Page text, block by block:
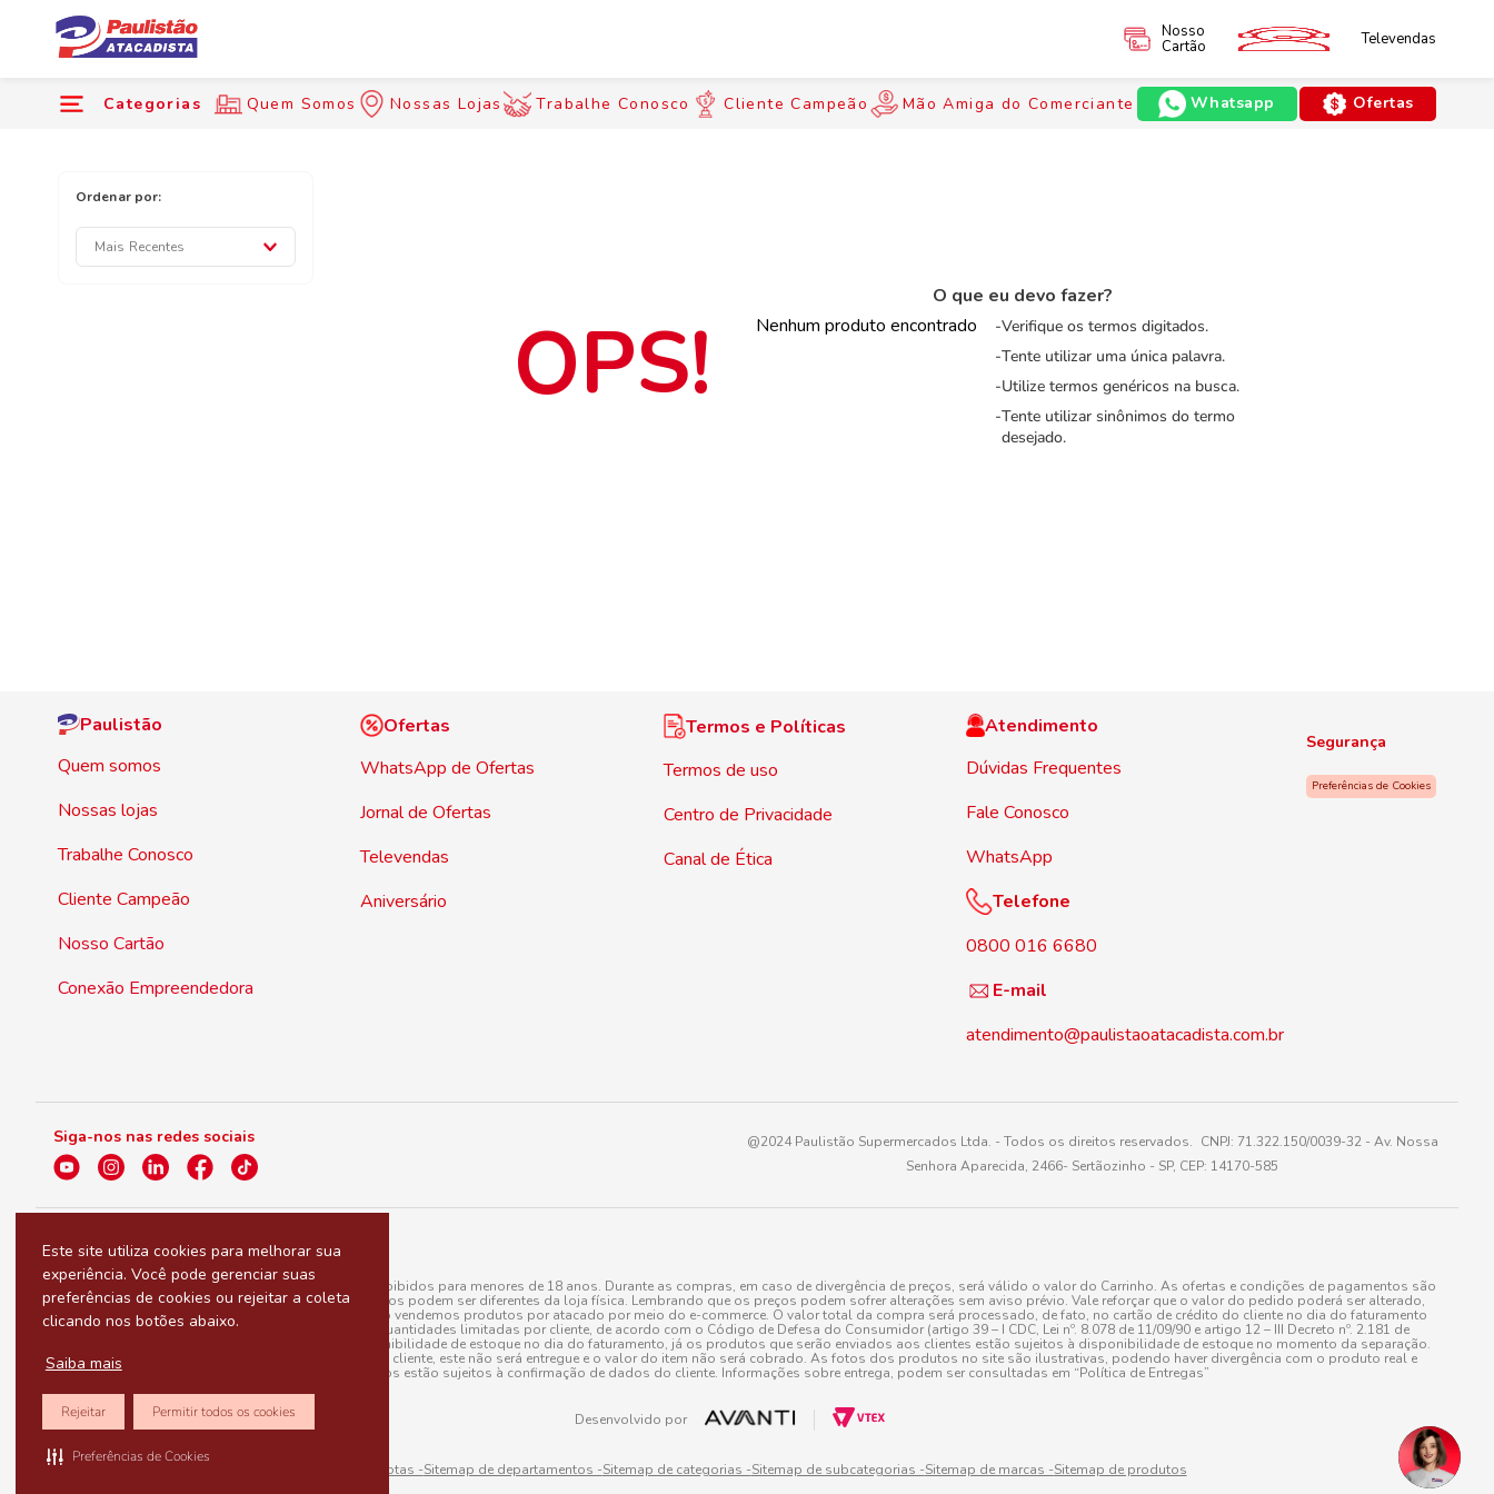
Este site utiliza cookies para melhorar sua
experiência. Você pode gerenciar suas
preferências de cookies ou rejeitar a coleta
clicando nos botões abaixo.
Saiba mais
Rejeitar Permitir todos os cookies
Preferências de Cookies
Nosso
Cartão Televendas
Categorias Quem Somos Nossas Lojas Trabalhe Conosco Cliente Campeão Mão Amiga do Comerciante Whatsapp Ofertas
Mais Recentes
Nenhum produto encontrado
O que eu devo fazer?
Verifique os termos digitados.
Tente utilizar uma única palavra.
Utilize termos genéricos na busca.
Tente utilizar sinônimos do termo
desejado.
Paulistão
Quem somos
Nossas lojas
Trabalhe Conosco
Cliente Campeão
Nosso Cartão
Conexão Empreendedora
Ofertas
WhatsApp de Ofertas
Jornal de Ofertas
Televendas
Aniversário
Termos e Políticas
Termos de uso
Centro de Privacidade
Canal de Ética
Atendimento
Dúvidas Frequentes
Fale Conosco
WhatsApp
Telefone
0800 016 6680
E-mail
atendimento@paulistaoatacadista.com.br
Segurança
Preferências de Cookies
Siga-nos nas redes sociais
@2024 Paulistão Supermercados Ltda. - Todos os direitos reservados. CNPJ: 71.322.150/0039-32 - Av. Nossa
Senhora Aparecida, 2466- Sertãozinho - SP, CEP: 14170-585
A venda e o consumo de bebidas alcoólicas são proibidos para menores de 18 anos. Durante as compras, em caso de divergência de preços, será válido o valor do Carrinho. As ofertas e condições de pagamentos são
válidas para a loja eletrônica, sendo que seus preços podem ser diferentes da loja física. Lembrando que os preços podem sofrer alterações sem aviso prévio. Vale reforçar que o valor do pedido poderá ser alterado,
para menos, por conta de produtos variáveis; e não vendemos produtos por atacado por meio do e-commerce. O valor total da compra será processado, de fato, no cartão de crédito do cliente no dia do faturamento
do pedido. Produtos em promoção possuem quantidades limitadas por cliente, de acordo com o Código de Defesa do Consumidor (artigo 39 – I CDC, Lei nº. 8.078 de 11/09/90 e artigo 12 – III Decreto nº. 2.181 de
20/03/97). A venda está diretamente ligada à disponibilidade de estoque no dia do faturamento, já os produtos que serão enviados aos clientes estão sujeitos à disponibilidade de estoque no momento da separação.
Caso algum produto venha a faltar no pedido do cliente, este não será entregue e o valor do item não será cobrado. As fotos dos produtos no site são ilustrativas, podendo haver divergência com o produto real e
todos os pedidos estão sujeitos à confirmação de dados do cliente. Informações sobre entrega, podem ser consultadas em “Política de Entregas”
Desenvolvido por
Sitemap de rotas -Sitemap de departamentos -Sitemap de categorias -Sitemap de subcategorias -Sitemap de marcas -Sitemap de produtos